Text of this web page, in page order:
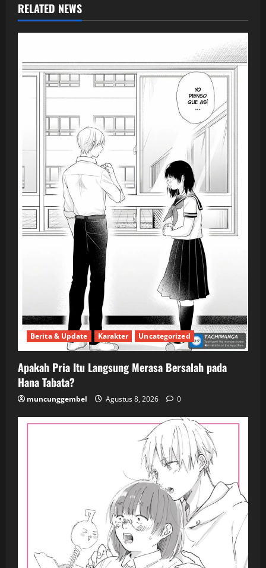
RELATED NEWS
Berita & Update Karakter Uncategorized
Apakah Pria Itu Langsung Merasa Bersalah pada
Hana Tabata?
muncunggembel Agustus 8, 2026 0